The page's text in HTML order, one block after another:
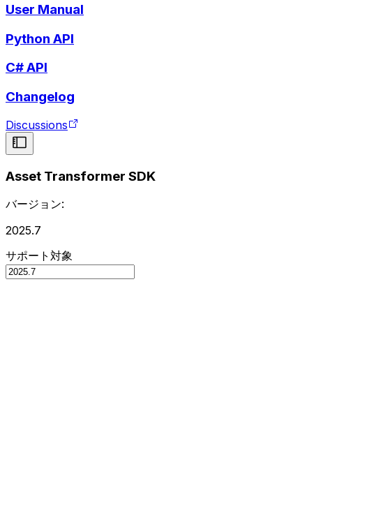
User Manual
Python API
C# API
Changelog
Discussions
Asset Transformer SDK
バージョン:
2025.7
サポート対象